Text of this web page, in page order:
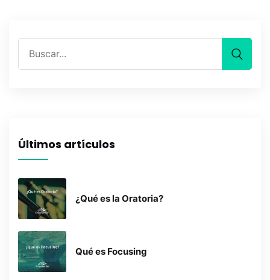
Últimos artículos
¿Qué es la Oratoria?
Qué es Focusing